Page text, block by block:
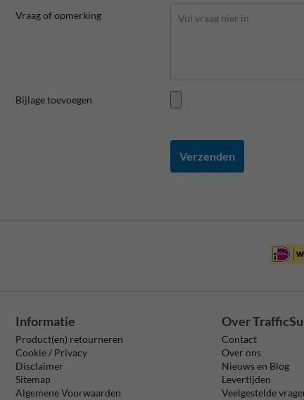
Vraag of opmerking
Bijlage toevoegen
Verzenden
Informatie
Product(en) retourneren
Cookie / Privacy
Disclaimer
Sitemap
Algemene Voorwaarden
Over
Contact
Over ons
Nieuws en Blog
Levertijden
Veelgestelde